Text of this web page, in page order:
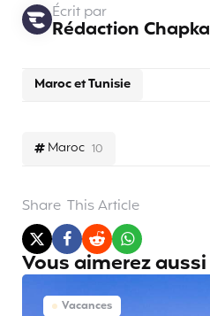
Maroc 10
Maroc et Tunisie
Écrit par
Rédaction Chapka
Share This Article
Vous aimerez aussi
Vacances